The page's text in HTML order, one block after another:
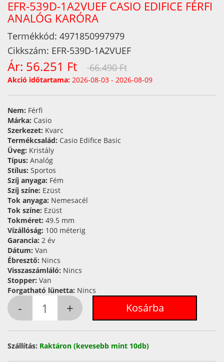
EFR-539D-1A2VUEF CASIO EDIFICE FÉRFI
ANALÓG KARÓRA
Termékkód: 4971850997979
Cikkszám: EFR-539D-1A2VUEF
Ár: 56.251 Ft 66.490 Ft
Akció időtartama: 2026-08-03 - 2026-08-09
Nem: Férfi
Márka: Casio
Szerkezet: Kvarc
Termékcsalád: Casio Edifice Basic
Üveg: Kristály
Típus: Analóg
Stílus: Sportos
Szíj anyaga: Fém
Szíj színe: Ezüst
Tok anyaga: Nemesacél
Tok színe: Ezüst
Tokméret: 49.5 mm
Vízállóság: 100 méterig
Garancia: 2 év
Dátum: Van
Ébresztő: Nincs
Visszaszámláló: Nincs
Stopper: Van
Forgatható lünetta: Nincs
Szállítás: Raktáron (kevesebb mint 10db)